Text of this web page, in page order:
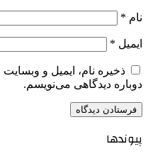
نام *
ایمیل *
ذخیره نام، ایمیل و
دوباره دیدگاهی می‌نویسم.
پیوندها